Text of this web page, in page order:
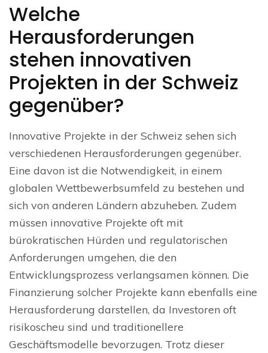
Welche
Herausforderungen
stehen innovativen
Projekten in der Schweiz
gegenüber?
Innovative Projekte in der Schweiz sehen sich
verschiedenen Herausforderungen gegenüber.
Eine davon ist die Notwendigkeit, in einem
globalen Wettbewerbsumfeld zu bestehen und
sich von anderen Ländern abzuheben. Zudem
müssen innovative Projekte oft mit
bürokratischen Hürden und regulatorischen
Anforderungen umgehen, die den
Entwicklungsprozess verlangsamen können. Die
Finanzierung solcher Projekte kann ebenfalls eine
Herausforderung darstellen, da Investoren oft
risikoscheu sind und traditionellere
Geschäftsmodelle bevorzugen. Trotz dieser